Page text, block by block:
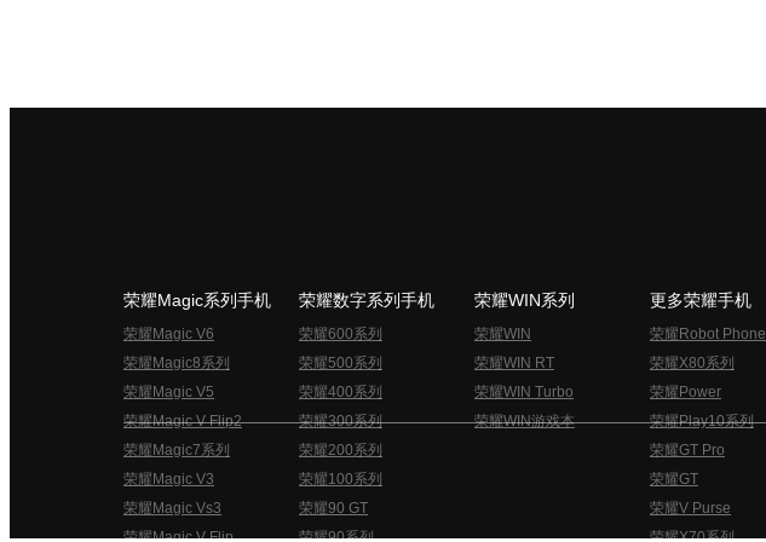
荣耀Magic系列手机
荣耀Magic V6
荣耀Magic8系列
荣耀Magic V5
荣耀Magic V Flip2
荣耀Magic7系列
荣耀Magic V3
荣耀Magic Vs3
荣耀Magic V Flip
荣耀数字系列手机
荣耀600系列
荣耀500系列
荣耀400系列
荣耀300系列
荣耀200系列
荣耀100系列
荣耀90 GT
荣耀90系列
荣耀WIN系列
荣耀WIN
荣耀WIN RT
荣耀WIN Turbo
荣耀WIN游戏本
更多荣耀手机
荣耀Robot Phone
荣耀X80系列
荣耀Power
荣耀Play10系列
荣耀GT Pro
荣耀GT
荣耀V Purse
荣耀X70系列